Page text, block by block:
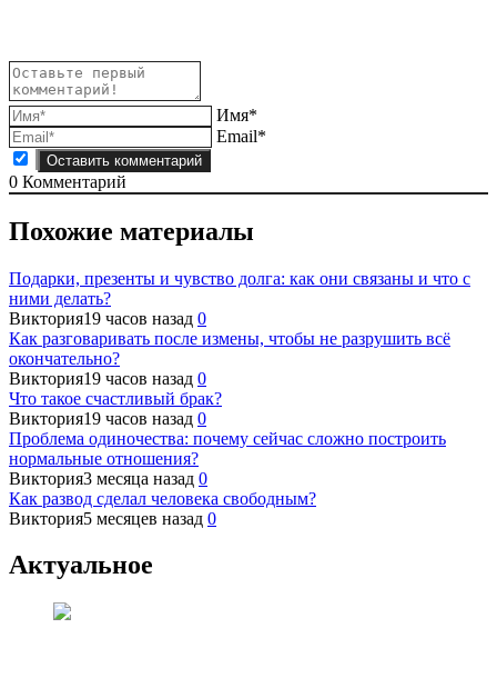
Имя*
Email*
0 Комментарий
Похожие материалы
Подарки, презенты и чувство долга: как они связаны и что с
ними делать?
Виктория19 часов назад 0
Как разговаривать после измены, чтобы не разрушить всё
окончательно?
Виктория19 часов назад 0
Что такое счастливый брак?
Виктория19 часов назад 0
Проблема одиночества: почему сейчас сложно построить
нормальные отношения?
Виктория3 месяца назад 0
Как развод сделал человека свободным?
Виктория5 месяцев назад 0
Актуальное